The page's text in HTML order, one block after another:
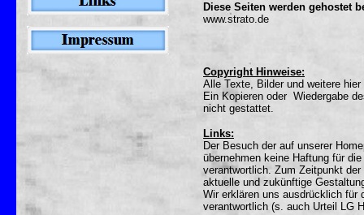
Diese Seiten werden gehostet
www.strato.de
Copyright Hinweise:
Alle Texte, Bilder und weitere
Ein Kopieren oder Wiedergabe
nicht gestattet.
Links:
Der Besuch der auf unserer
übernehmen keine Haftung für
verantwortlich. Zum Zeitpunkt
aktuelle und zukünftige
Wir erklären uns ausdrücklich für
verantwortlich (s. auch Urteil LG